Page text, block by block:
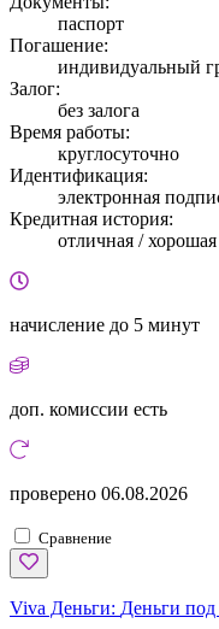
паспорт
Погашение:
индивидуальный
Залог:
без залога
Время работы:
круглосуточно
Идентификация:
электронная
Кредитная история:
отличная /
начисление до 5 минут
доп. комиссии есть
проверено 06.08.2026
Сравнение
Viva Деньги: Деньги под